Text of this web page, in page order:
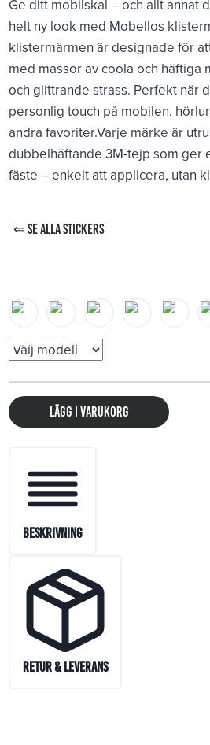
Ge ditt mobilskal – och allt annat
helt ny look med Mobellos
klistermärmen är designade för
med massor av coola och häftiga
och glittrande strass. Perfekt när
personlig touch på mobilen,
andra favoriter.Varje märke är
dubbelhäftande 3M-tejp som ger
fäste – enkelt att applicera, utan
⇐ SE ALLA STICKERS
Lägg i varukorg
Beskrivning
Retur & Leverans